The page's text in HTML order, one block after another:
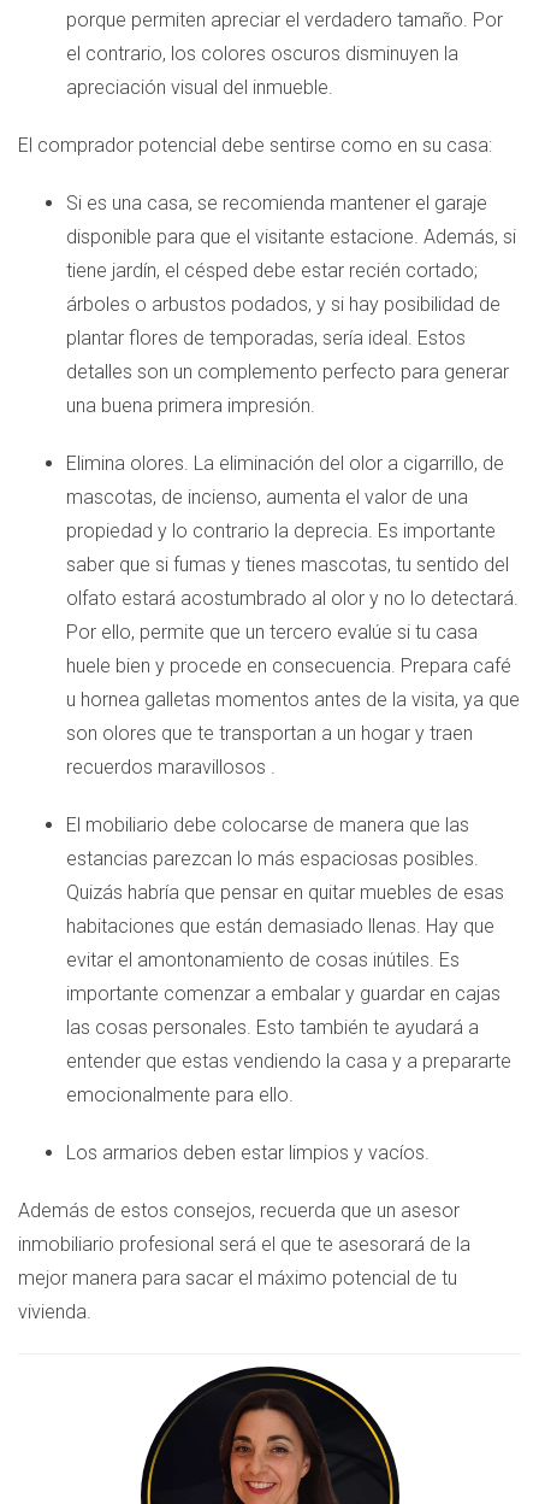
porque permiten apreciar el verdadero tamaño. Por
el contrario, los colores oscuros disminuyen la
apreciación visual del inmueble.
El comprador potencial debe sentirse como en su casa:
Si es una casa, se recomienda mantener el garaje
disponible para que el visitante estacione. Además, si
tiene jardín, el césped debe estar recién cortado;
árboles o arbustos podados, y si hay posibilidad de
plantar flores de temporadas, sería ideal. Estos
detalles son un complemento perfecto para generar
una buena primera impresión.
Elimina olores. La eliminación del olor a cigarrillo, de
mascotas, de incienso, aumenta el valor de una
propiedad y lo contrario la deprecia. Es importante
saber que si fumas y tienes mascotas, tu sentido del
olfato estará acostumbrado al olor y no lo detectará.
Por ello, permite que un tercero evalúe si tu casa
huele bien y procede en consecuencia. Prepara café
u hornea galletas momentos antes de la visita, ya que
son olores que te transportan a un hogar y traen
recuerdos maravillosos .
El mobiliario debe colocarse de manera que las
estancias parezcan lo más espaciosas posibles.
Quizás habría que pensar en quitar muebles de esas
habitaciones que están demasiado llenas. Hay que
evitar el amontonamiento de cosas inútiles. Es
importante comenzar a embalar y guardar en cajas
las cosas personales. Esto también te ayudará a
entender que estas vendiendo la casa y a prepararte
emocionalmente para ello.
Los armarios deben estar limpios y vacíos.
Además de estos consejos, recuerda que un asesor
inmobiliario profesional será el que te asesorará de la
mejor manera para sacar el máximo potencial de tu
vivienda.